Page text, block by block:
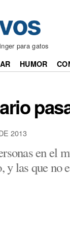
para gatos
HUMOR
2013
en el
y las que no